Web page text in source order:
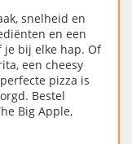
snelheid en
en een
bij elke hap. Of
een cheesy
pizza is
Bestel
Big Apple,